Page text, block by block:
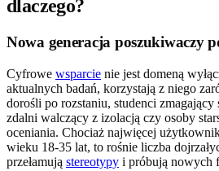
dlaczego?
Nowa generacja poszukiwaczy
Cyfrowe wsparcie nie jest domeną
aktualnych badań, korzystają z niego
dorośli po rozstaniu, studenci zmagający
zdalni walczący z izolacją czy osoby
oceniania. Chociaż najwięcej
wieku 18-35 lat, to rośnie liczba
przełamują stereotypy i próbują nowych